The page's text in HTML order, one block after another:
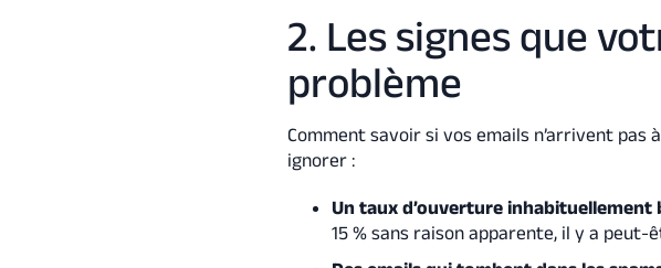
2. Les signes que
problème
Comment savoir si vos emails n’arrivent pas
ignorer :
Un taux d’ouverture inhabituellement
15 % sans raison apparente, il y a